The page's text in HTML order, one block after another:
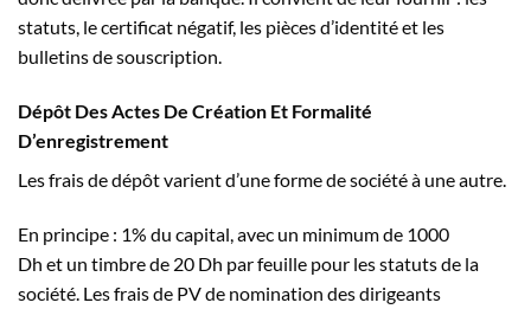
statuts, le certificat négatif, les pièces d’identité et les
bulletins de souscription.
Dépôt Des Actes De Création Et Formalité
D’enregistrement
Les frais de dépôt varient d’une forme de société à une autre.
En principe : 1% du capital, avec un minimum de 1000
Dh et un timbre de 20 Dh par feuille pour les statuts de la
société. Les frais de PV de nomination des dirigeants